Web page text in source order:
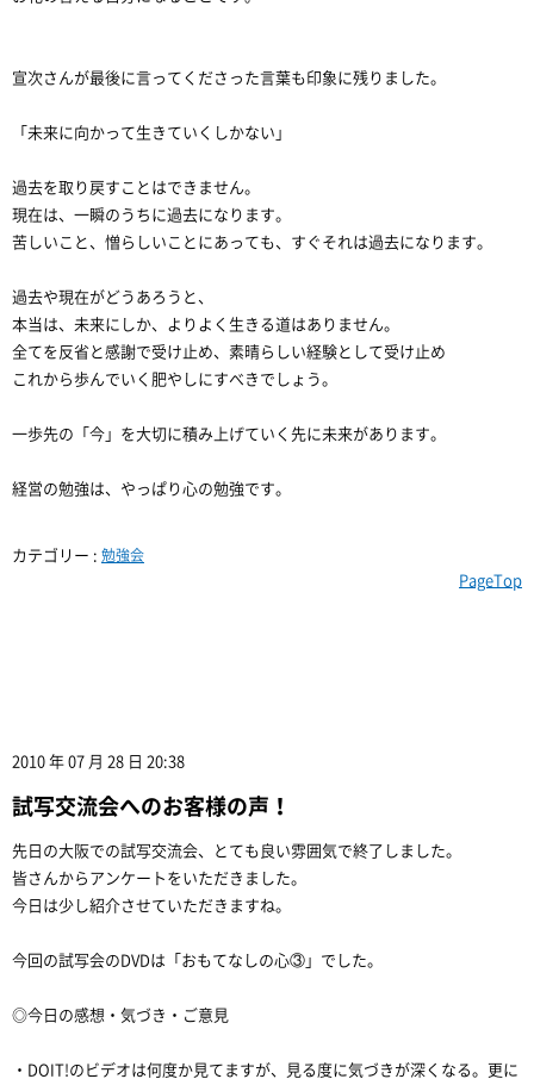
宣次さんが最後に言ってくださった言葉も印象に残りました。
「未来に向かって生きていくしかない」
過去を取り戻すことはできません。
現在は、一瞬のうちに過去になります。
苦しいこと、憎らしいことにあっても、すぐそれは過去になります。
過去や現在がどうあろうと、
本当は、未来にしか、よりよく生きる道はありません。
全てを反省と感謝で受け止め、素晴らしい経験として受け止め
これから歩んでいく肥やしにすべきでしょう。
一歩先の「今」を大切に積み上げていく先に未来があります。
経営の勉強は、やっぱり心の勉強です。
カテゴリー : 勉強会
PageTop
2010 年 07 月 28 日 20:38
試写交流会へのお客様の声！
先日の大阪での試写交流会、とても良い雰囲気で終了しました。
皆さんからアンケートをいただきました。
今日は少し紹介させていただきますね。
今回の試写会のDVDは「おもてなしの心③」でした。
◎今日の感想・気づき・ご意見
・DOIT!のビデオは何度か見てますが、見る度に気づきが深くなる。更に